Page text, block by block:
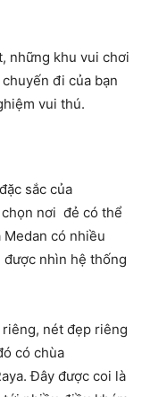
những khu vui chơi
đi của bạn
vui thú.
sắc của
nơi đẻ có thể
có nhiều
được nhìn hệ thống
nét đẹp riêng
có chùa
Đây được coi là